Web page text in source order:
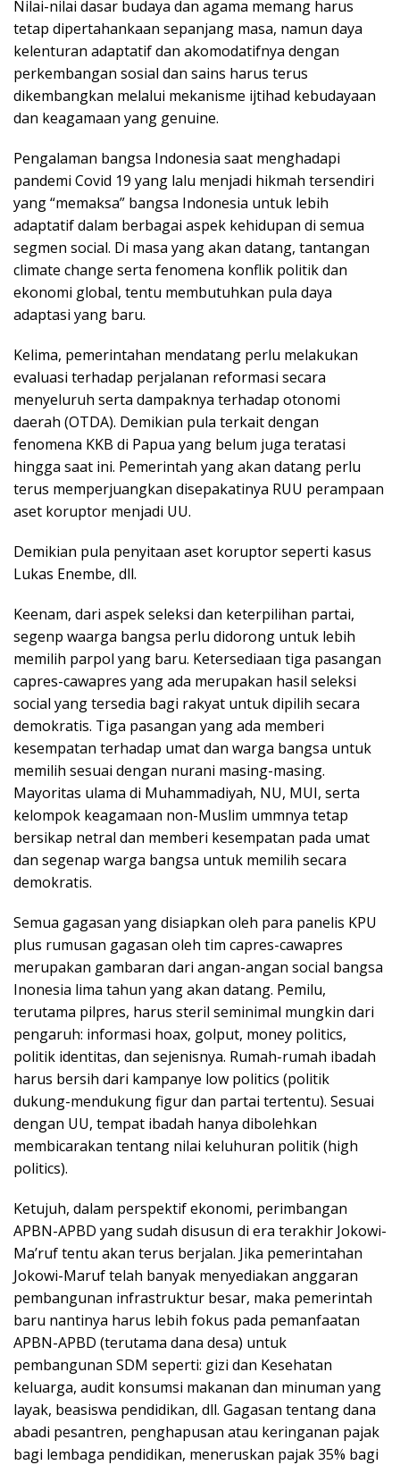
Nilai-nilai dasar budaya dan agama memang harus
tetap dipertahankaan sepanjang masa, namun daya
kelenturan adaptatif dan akomodatifnya dengan
perkembangan sosial dan sains harus terus
dikembangkan melalui mekanisme ijtihad kebudayaan
dan keagamaan yang genuine.
Pengalaman bangsa Indonesia saat menghadapi
pandemi Covid 19 yang lalu menjadi hikmah tersendiri
yang “memaksa” bangsa Indonesia untuk lebih
adaptatif dalam berbagai aspek kehidupan di semua
segmen social. Di masa yang akan datang, tantangan
climate change serta fenomena konflik politik dan
ekonomi global, tentu membutuhkan pula daya
adaptasi yang baru.
Kelima, pemerintahan mendatang perlu melakukan
evaluasi terhadap perjalanan reformasi secara
menyeluruh serta dampaknya terhadap otonomi
daerah (OTDA). Demikian pula terkait dengan
fenomena KKB di Papua yang belum juga teratasi
hingga saat ini. Pemerintah yang akan datang perlu
terus memperjuangkan disepakatinya RUU perampaan
aset koruptor menjadi UU.
Demikian pula penyitaan aset koruptor seperti kasus
Lukas Enembe, dll.
Keenam, dari aspek seleksi dan keterpilihan partai,
segenp waarga bangsa perlu didorong untuk lebih
memilih parpol yang baru. Ketersediaan tiga pasangan
capres-cawapres yang ada merupakan hasil seleksi
social yang tersedia bagi rakyat untuk dipilih secara
demokratis. Tiga pasangan yang ada memberi
kesempatan terhadap umat dan warga bangsa untuk
memilih sesuai dengan nurani masing-masing.
Mayoritas ulama di Muhammadiyah, NU, MUI, serta
kelompok keagamaan non-Muslim ummnya tetap
bersikap netral dan memberi kesempatan pada umat
dan segenap warga bangsa untuk memilih secara
demokratis.
Semua gagasan yang disiapkan oleh para panelis KPU
plus rumusan gagasan oleh tim capres-cawapres
merupakan gambaran dari angan-angan social bangsa
Inonesia lima tahun yang akan datang. Pemilu,
terutama pilpres, harus steril seminimal mungkin dari
pengaruh: informasi hoax, golput, money politics,
politik identitas, dan sejenisnya. Rumah-rumah ibadah
harus bersih dari kampanye low politics (politik
dukung-mendukung figur dan partai tertentu). Sesuai
dengan UU, tempat ibadah hanya dibolehkan
membicarakan tentang nilai keluhuran politik (high
politics).
Ketujuh, dalam perspektif ekonomi, perimbangan
APBN-APBD yang sudah disusun di era terakhir Jokowi-
Ma’ruf tentu akan terus berjalan. Jika pemerintahan
Jokowi-Maruf telah banyak menyediakan anggaran
pembangunan infrastruktur besar, maka pemerintah
baru nantinya harus lebih fokus pada pemanfaatan
APBN-APBD (terutama dana desa) untuk
pembangunan SDM seperti: gizi dan Kesehatan
keluarga, audit konsumsi makanan dan minuman yang
layak, beasiswa pendidikan, dll. Gagasan tentang dana
abadi pesantren, penghapusan atau keringanan pajak
bagi lembaga pendidikan, meneruskan pajak 35% bagi